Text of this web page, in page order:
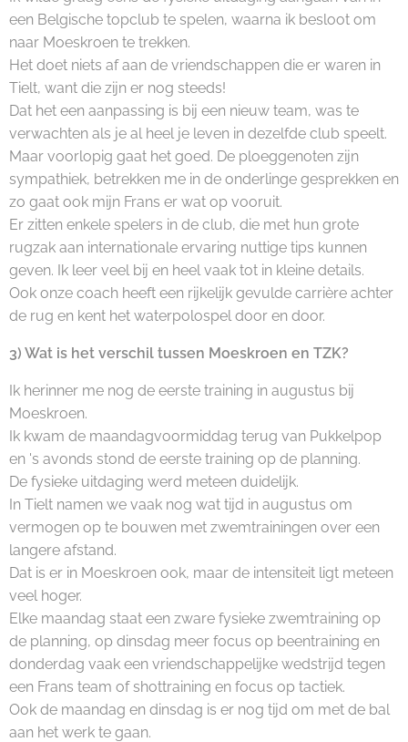
een Belgische topclub te spelen, waarna ik besloot om
naar Moeskroen te trekken.
Het doet niets af aan de vriendschappen die er waren in
Tielt, want die zijn er nog steeds!
Dat het een aanpassing is bij een nieuw team, was te
verwachten als je al heel je leven in dezelfde club speelt.
Maar voorlopig gaat het goed. De ploeggenoten zijn
sympathiek, betrekken me in de onderlinge gesprekken en
zo gaat ook mijn Frans er wat op vooruit.
Er zitten enkele spelers in de club, die met hun grote
rugzak aan internationale ervaring nuttige tips kunnen
geven. Ik leer veel bij en heel vaak tot in kleine details.
Ook onze coach heeft een rijkelijk gevulde carrière achter
de rug en kent het waterpolospel door en door.
3) Wat is het verschil tussen Moeskroen en TZK?
Ik herinner me nog de eerste training in augustus bij
Moeskroen.
Ik kwam de maandagvoormiddag terug van Pukkelpop
en 's avonds stond de eerste training op de planning.
De fysieke uitdaging werd meteen duidelijk.
In Tielt namen we vaak nog wat tijd in augustus om
vermogen op te bouwen met zwemtrainingen over een
langere afstand.
Dat is er in Moeskroen ook, maar de intensiteit ligt meteen
veel hoger.
Elke maandag staat een zware fysieke zwemtraining op
de planning, op dinsdag meer focus op beentraining en
donderdag vaak een vriendschappelijke wedstrijd tegen
een Frans team of shottraining en focus op tactiek.
Ook de maandag en dinsdag is er nog tijd om met de bal
aan het werk te gaan.